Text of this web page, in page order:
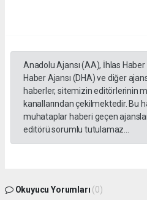
Anadolu Ajansı (AA), İhlas
Haber Ajansı (DHA) ve diğer
haberler, sitemizin editörlerinin
kanallarından çekilmektedir. Bu
muhataplar haberi geçen
editörü sorumlu tutulamaz...
Okuyucu Yorumları (0)